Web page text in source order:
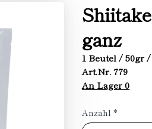
ganz
1 Beutel / 50gr /
Art.Nr. 779
An Lager 0
Anzahl *